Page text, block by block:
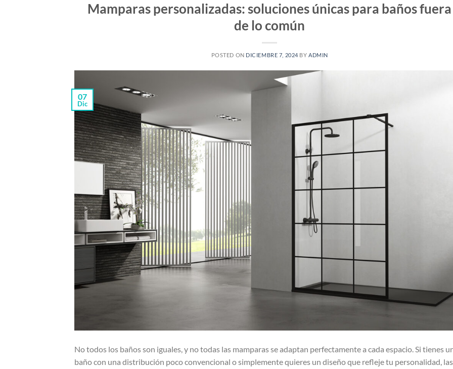
Mamparas personalizadas: soluciones únicas para baños fuera
de lo común
POSTED ON DICIEMBRE 7, 2024 BYADMIN
07
Dic
No todos los baños son iguales, y no todas las mamparas se adaptan perfectamente a cada espacio. Si tienes
baño con una distribución poco convencional o simplemente quieres un diseño que refleje tu personalidad, las